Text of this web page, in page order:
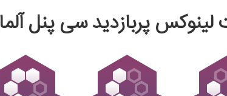
پربازدید سی پنل